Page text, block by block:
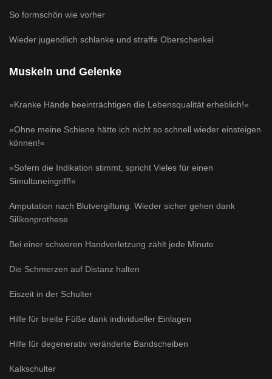
So formschön wie vorher
Wieder jugendlich schlanke und straffe Oberschenkel
Muskeln und Gelenke
»Kranke Hände beeinträchtigen die Lebensqualität erheblich!«
»Ohne meine Schiene hätte ich nicht so schnell wieder einsteigen
können!«
»Sofern die Indikation stimmt, spricht Vieles für einen
Simultaneingriff!«
Amputation nach Blutvergiftung: Wieder sicher gehen dank
Silikonprothese
Bei einer schweren Handverletzung zählt jede Minute
Die Schmerzen auf Distanz halten
Eiszeit in der Schulter
Hilfe für breite Füße dank individueller Einlagen
Hilfe für degenerativ veränderte Bandscheiben
Kalkschulter